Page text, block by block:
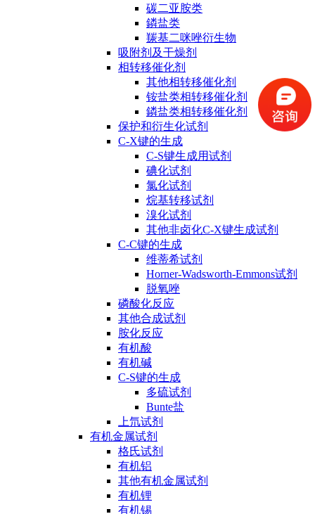
碳二亚胺类
鏻盐类
羰基二咪唑衍生物
吸附剂及干燥剂
相转移催化剂
其他相转移催化剂
铵盐类相转移催化剂
鏻盐类相转移催化剂
保护和衍生化试剂
C-X键的生成
C-S键生成用试剂
碘化试剂
氯化试剂
烷基转移试剂
溴化试剂
其他非卤化C-X键生成试剂
C-C键的生成
维蒂希试剂
Horner-Wadsworth-Emmons试剂
脱氧唑
磷酸化反应
其他合成试剂
胺化反应
有机酸
有机碱
C-S键的生成
多硫试剂
Bunte盐
上氘试剂
有机金属试剂
格氏试剂
有机铝
其他有机金属试剂
有机锂
有机锡